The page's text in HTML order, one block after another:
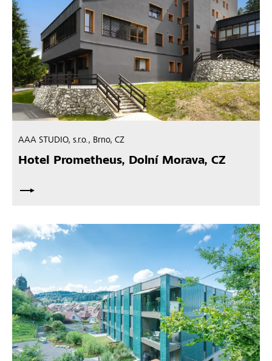
Hotel Prometheus, Dolní Morava, CZ
AAA STUDIO, s.r.o., Brno, CZ